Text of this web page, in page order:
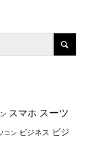
スマホ スーツ
コン ビジネス ビジ